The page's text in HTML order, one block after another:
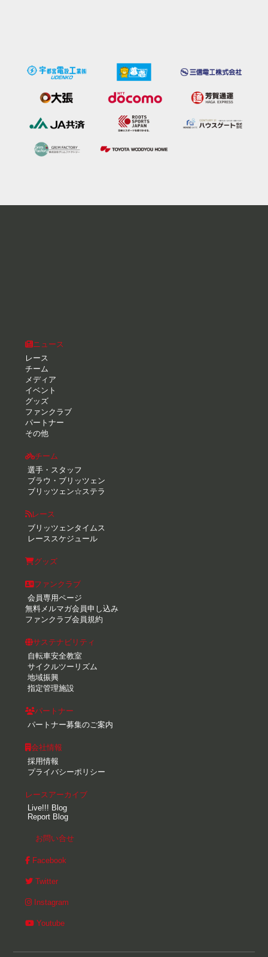
ニュース
レース
チーム
メディア
イベント
グッズ
ファンクラブ
パートナー
その他
チーム
選手・スタッフ
ブラウ・ブリッツェン
ブリッツェン☆ステラ
レース
ブリッツェンタイムス
レーススケジュール
グッズ
ファンクラブ
会員専用ページ
無料メルマガ会員申し込み
ファンクラブ会員規約
サステナビリティ
自転車安全教室
サイクルツーリズム
地域振興
指定管理施設
パートナー
パートナー募集のご案内
会社情報
採用情報
プライバシーポリシー
レースアーカイブ
Live!!! Blog
Report Blog
お問い合せ
Facebook
Twitter
Instagram
Youtube